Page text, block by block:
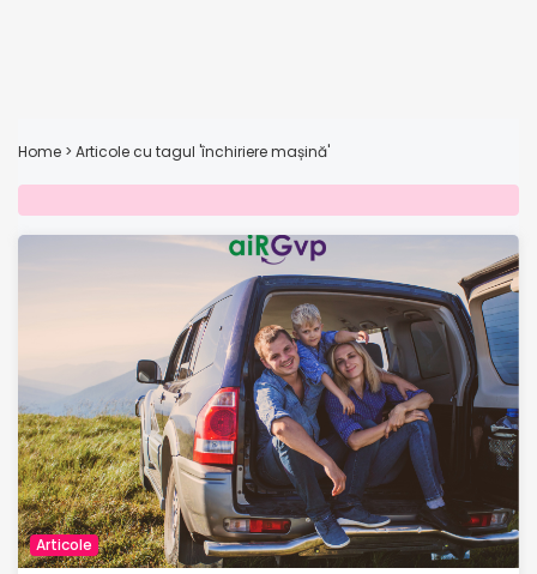
Home > Articole cu tagul 'închiriere mașină'
Articole